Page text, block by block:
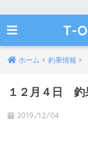
T-
ホーム 釣果情報
１２月４日 釣
2019/12/04